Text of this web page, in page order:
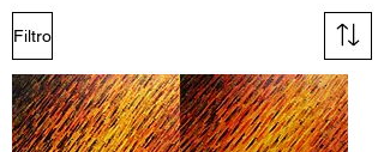
Filtro